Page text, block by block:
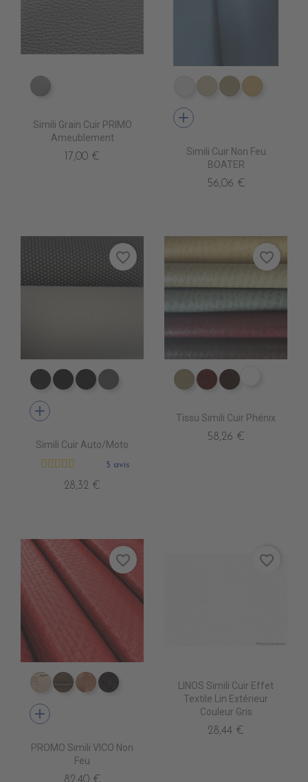
EN6000 ARGENT
Simili Grain Cuir PRIMO
Ameublement
17,00 €
EN3500 BLANC
EN3510 IVOIRE
EN3520EN3530
add
Simili Cuir Non Feu
BOATER
56,06 €
EA0100 NEXUS NOIR
EA0030 ICONE NOIR
EA0040 SCOOTER
EA0120 NEXUS GRIS
add
Simili Cuir Auto/Moto
5 avis
28,32 €
favorite_border
ER0560 FASS
ER0620 CLARET
ER0590
Tissu Simili Cuir Phénix
58,26 €
favorite_border
ED6001 BASSE
ED6003 BIS
ED6005 PROFUSION
ED6007 BONBON
add
PROMO Simili VICO Non
Feu
82,40 €
favorite_border
LINOS Simili Cuir Effet
Textile Lin Extérieur
Couleur Gris
28,44 €
favorite_border